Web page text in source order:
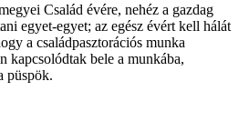
Család évére, nehéz a gazdag
egyet-egyet; az egész évért kell hálát
a családpasztorációs munka
kapcsolódtak bele a munkába,
püspök.